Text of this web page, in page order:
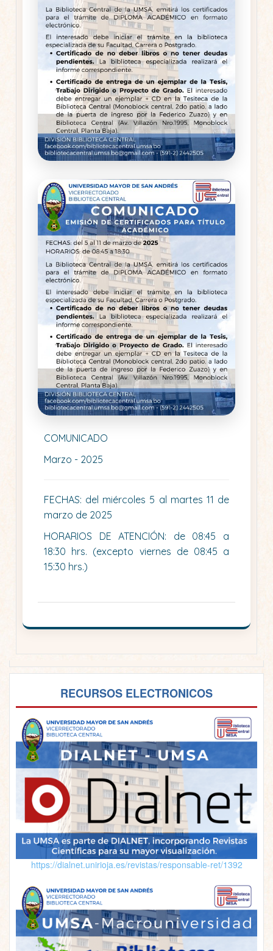
COMUNICADO
Marzo - 2025
FECHAS: del miércoles 5 al martes 11 de
marzo de 2025
HORARIOS DE ATENCIÓN: de 08:45 a
18:30 hrs. (excepto viernes de 08:45 a
15:30 hrs.)
RECURSOS ELECTRONICOS
https://dialnet.unirioja.es/revistas/responsable-ret/1392